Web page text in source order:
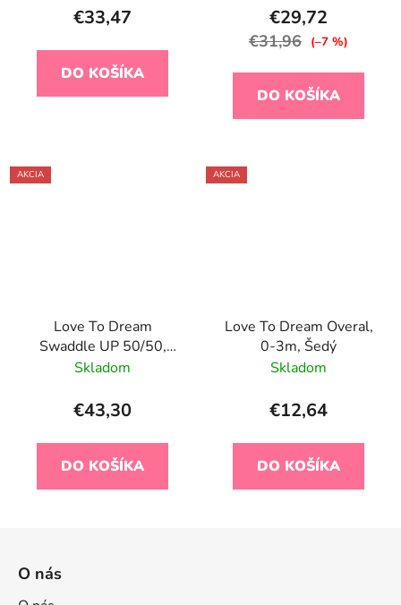
TOG Originál
€33,47
DO KOŠÍKA
€29,72
€31,96 (–7 %)
DO KOŠÍKA
AKCIA
Love To Dream
Swaddle UP 50/50,
spací vak, veľkosť L,
Skladom
€43,30
DO KOŠÍKA
AKCIA
Love To Dream Overal,
0-3m, Šedý
Skladom
€12,64
DO KOŠÍKA
O nás